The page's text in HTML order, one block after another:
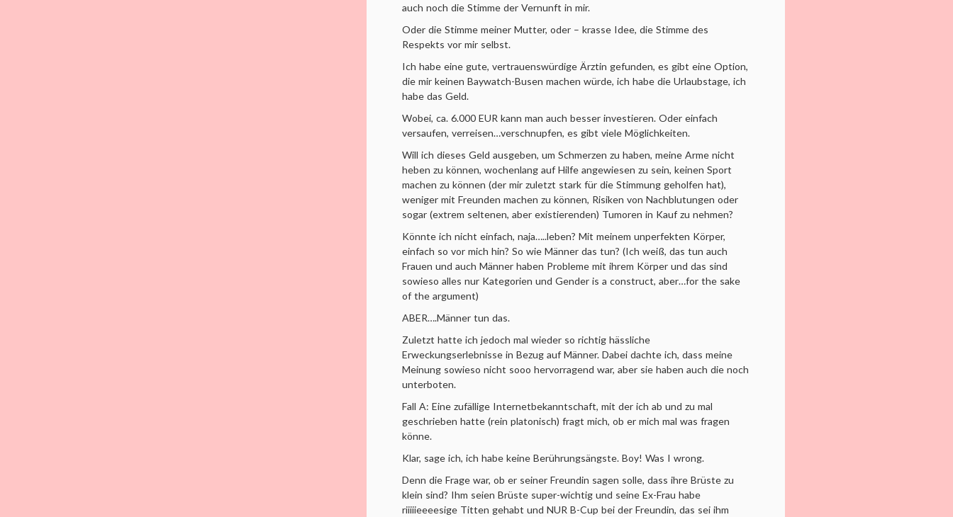
auch noch die Stimme der Vernunft in mir.
Oder die Stimme meiner Mutter, oder – krasse Idee, die Stimme des
Respekts vor mir selbst.
Ich habe eine gute, vertrauenswürdige Ärztin gefunden, es gibt eine Option,
die mir keinen Baywatch-Busen machen würde, ich habe die Urlaubstage, ich
habe das Geld.
Wobei, ca. 6.000 EUR kann man auch besser investieren. Oder einfach
versaufen, verreisen…verschnupfen, es gibt viele Möglichkeiten.
Will ich dieses Geld ausgeben, um Schmerzen zu haben, meine Arme nicht
heben zu können, wochenlang auf Hilfe angewiesen zu sein, keinen Sport
machen zu können (der mir zuletzt stark für die Stimmung geholfen hat),
weniger mit Freunden machen zu können, Risiken von Nachblutungen oder
sogar (extrem seltenen, aber existierenden) Tumoren in Kauf zu nehmen?
Könnte ich nicht einfach, naja…..leben? Mit meinem unperfekten Körper,
einfach so vor mich hin? So wie Männer das tun? (Ich weiß, das tun auch
Frauen und auch Männer haben Probleme mit ihrem Körper und das sind
sowieso alles nur Kategorien und Gender is a construct, aber…for the sake
of the argument)
ABER….Männer tun das.
Zuletzt hatte ich jedoch mal wieder so richtig hässliche
Erweckungserlebnisse in Bezug auf Männer. Dabei dachte ich, dass meine
Meinung sowieso nicht sooo hervorragend war, aber sie haben auch die noch
unterboten.
Fall A: Eine zufällige Internetbekanntschaft, mit der ich ab und zu mal
geschrieben hatte (rein platonisch) fragt mich, ob er mich mal was fragen
könne.
Klar, sage ich, ich habe keine Berührungsängste. Boy! Was I wrong.
Denn die Frage war, ob er seiner Freundin sagen solle, dass ihre Brüste zu
klein sind? Ihm seien Brüste super-wichtig und seine Ex-Frau habe
riiiiieeeesige Titten gehabt und NUR B-Cup bei der Freundin, das sei ihm